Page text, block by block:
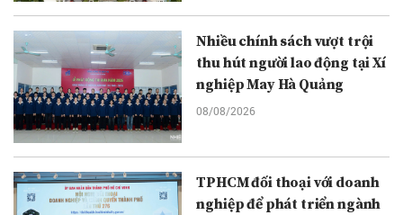
Nhiều chính sách vượt trội
thu hút người lao động tại Xí
nghiệp May Hà Quảng
08/08/2026
TPHCM đối thoại với doanh
nghiệp để phát triển ngành